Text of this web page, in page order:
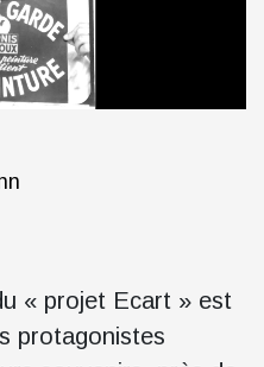
« projet Ecart » est
protagonistes